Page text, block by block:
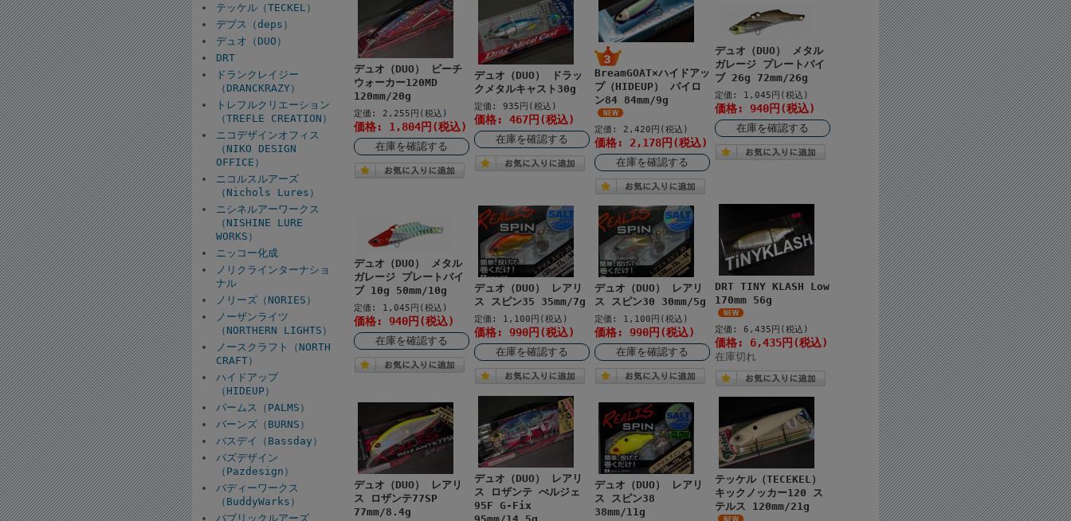
テッケル（TECKEL）
デプス（deps）
デュオ（DUO）
DRT
ドランクレイジー
（DRANCKRAZY）
トレフルクリエーション
（TREFLE CREATION）
ニコデザインオフィス
（NIKO DESIGN
OFFICE）
ニコルスルアーズ
（Nichols Lures）
ニシネルアーワークス
（NISHINE LURE
WORKS）
ニッコー化成
ノリクラインターナショ
ナル
ノリーズ（NORIES）
ノーザンライツ
（NORTHERN LIGHTS）
ノースクラフト（NORTH
CRAFT）
ハイドアップ
（HIDEUP）
パームス（PALMS）
バーンズ（BURNS）
バスデイ（Bassday）
パズデザイン
（Pazdesign）
バディーワークス
（BuddyWarks）
パブリックルアーズ
デュオ（DUO） ビーチ
ウォーカー120MD
120mm/20g
定価: 2,255円(税込)
価格: 1,804円(税込)
在庫を確認する
デュオ（DUO） ドラッ
クメタルキャスト30g
定価: 935円(税込)
価格: 467円(税込)
在庫を確認する
BreamGOAT×ハイドアッ
プ（HIDEUP） パイロ
ン84 84mm/9g
定価: 2,420円(税込)
価格: 2,178円(税込)
在庫を確認する
デュオ（DUO） メタル
ガレージ プレートバイ
ブ 26g 72mm/26g
定価: 1,045円(税込)
価格: 940円(税込)
在庫を確認する
デュオ（DUO） メタル
ガレージ プレートバイ
ブ 10g 50mm/10g
定価: 1,045円(税込)
価格: 940円(税込)
在庫を確認する
デュオ（DUO） レアリ
ス スピン35 35mm/7g
定価: 1,100円(税込)
価格: 990円(税込)
在庫を確認する
デュオ（DUO） レアリ
ス スピン30 30mm/5g
定価: 1,100円(税込)
価格: 990円(税込)
在庫を確認する
DRT TINY KLASH Low
170mm 56g
定価: 6,435円(税込)
価格: 6,435円(税込)
在庫切れ
デュオ（DUO） レアリ
ス ロザンテ77SP
77mm/8.4g
デュオ（DUO） レアリ
ス ロザンテ ぺルジェ
95F G-Fix
デュオ（DUO） レアリ
ス スピン38
38mm/11g
テッケル（TECEKEL）
キックノッカー120 ス
テルス 120mm/21g